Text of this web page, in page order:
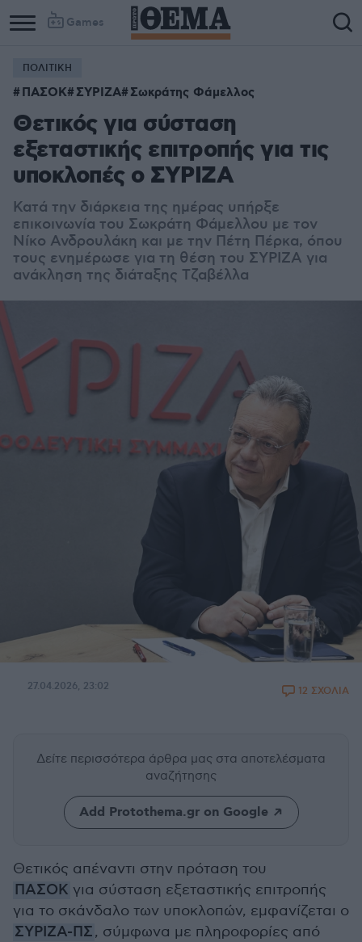
Games
ΠΟΛΙΤΙΚΗ
ΠΑΣΟΚ ΣΥΡΙΖΑ Σωκράτης Φάμελλος
Θετικός για σύσταση
εξεταστικής επιτροπής για τις
υποκλοπές ο ΣΥΡΙΖΑ
Κατά την διάρκεια της ημέρας υπήρξε
επικοινωνία του Σωκράτη Φάμελλου με τον
Νίκο Ανδρουλάκη και με την Πέτη Πέρκα, όπου
τους ενημέρωσε για τη θέση του ΣΥΡΙΖΑ για
ανάκληση της διάταξης Τζαβέλλα
27.04.2026, 23:02 12 ΣΧΟΛΙΑ
Δείτε περισσότερα άρθρα μας στα αποτελέσματα
αναζήτησης
Add Protothema.gr on Google
Θετικός απέναντι στην πρόταση του
ΠΑΣΟΚ για σύσταση εξεταστικής επιτροπής
για το σκάνδαλο των υποκλοπών, εμφανίζεται ο
ΣΥΡΙΖΑ-ΠΣ, σύμφωνα με πληροφορίες από